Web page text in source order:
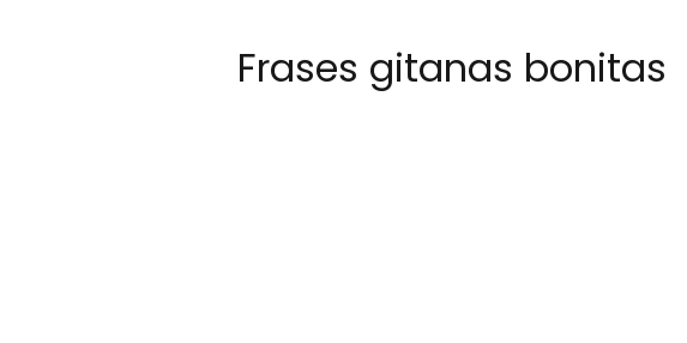
Frases gitanas bonitas